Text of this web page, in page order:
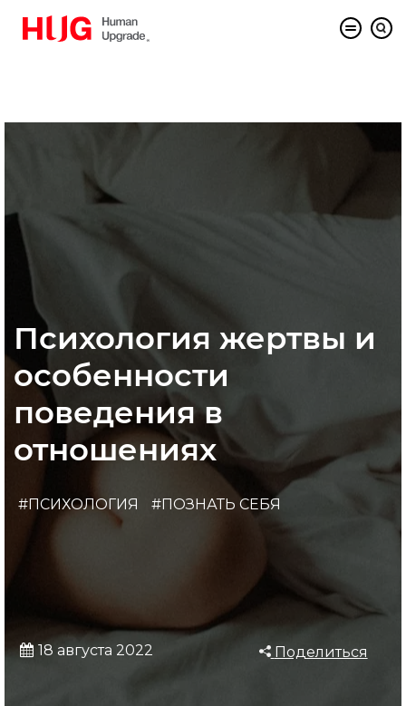
Психология жертвы и
особенности
поведения в
отношениях
#ПСИХОЛОГИЯ #ПОЗНАТЬ СЕБЯ
18 августа 2022 Поделиться